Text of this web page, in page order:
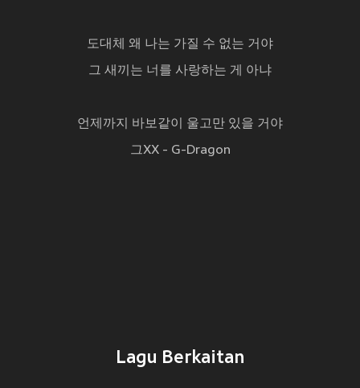
도대체 왜 나는 가질 수 없는 거야
그 새끼는 너를 사랑하는 게 아냐
언제까지 바보같이 울고만 있을 거야
그XX - G-Dragon
Lagu Berkaitan